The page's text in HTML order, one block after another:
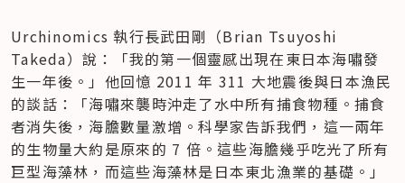
Urchinomics 執行長武田剛（Brian Tsuyoshi
Takeda）說：「我的第一個靈感出現在東日本海嘯發
生一年後。」他回憶 2011 年 311 大地震後與日本漁民
的談話：「海嘯來襲時沖走了水中所有捕食物種。捕食
者消失後，海膽數量激增。科學家告訴我們，這一兩年
的生物量大約是原來的 7 倍。這些海膽幾乎吃光了所有
巨型海藻林，而這些海藻林是日本東北漁業的基礎。」